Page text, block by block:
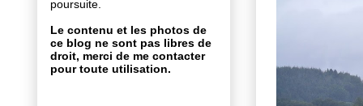
poursuite.
Le contenu et les photos de
ce blog ne sont pas libres de
droit, merci de me contacter
pour toute utilisation.